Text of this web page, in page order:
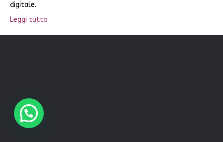
digitale.
Leggi tutto